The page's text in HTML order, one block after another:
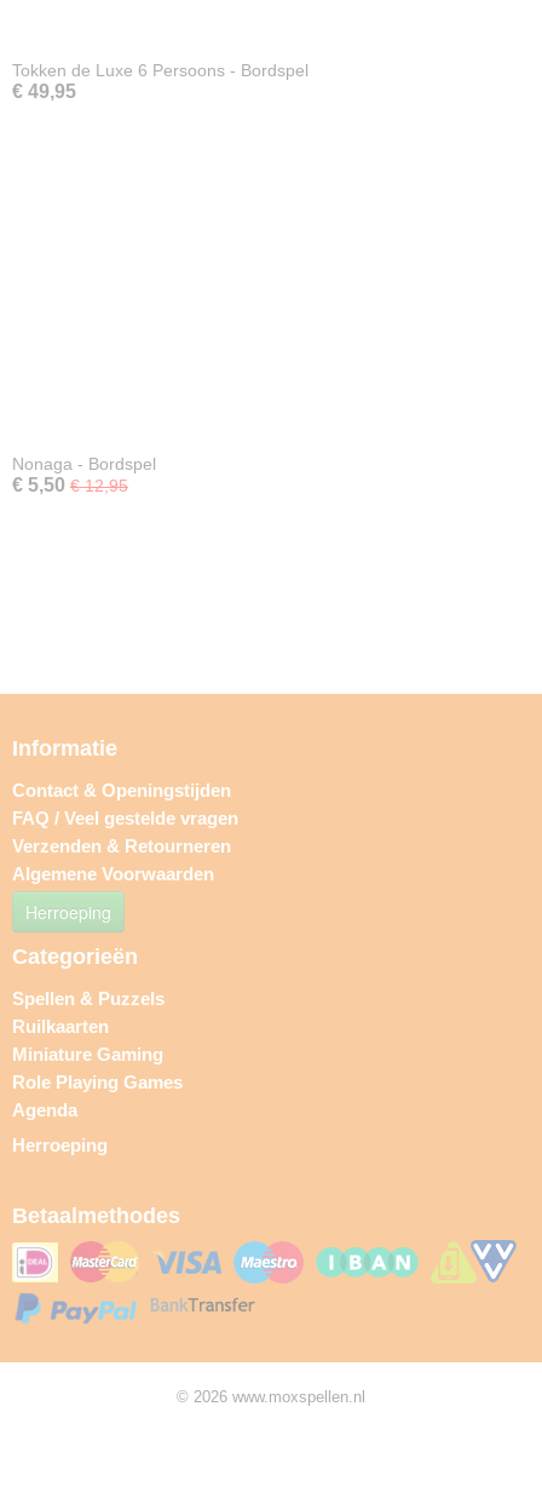
Tokken de Luxe 6 Persoons - Bordspel
€ 49,95
Nonaga - Bordspel
€ 5,50 € 12,95
Informatie
Contact & Openingstijden
FAQ / Veel gestelde vragen
Verzenden & Retourneren
Algemene Voorwaarden
Herroeping
Categorieën
Spellen & Puzzels
Ruilkaarten
Miniature Gaming
Role Playing Games
Agenda
Herroeping
Betaalmethodes
© 2026 www.moxspellen.nl